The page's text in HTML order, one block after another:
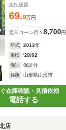
支払総額
69.9万円
通常ローン 月々8,700円
年式 2013年
車検
'28/02
保証
保証付
住所
山形県山形市
在庫確認・見積依頼
電話する
店